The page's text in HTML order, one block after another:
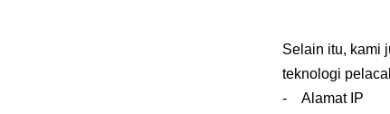
Selain itu, kami
teknologi
- Alamat IP